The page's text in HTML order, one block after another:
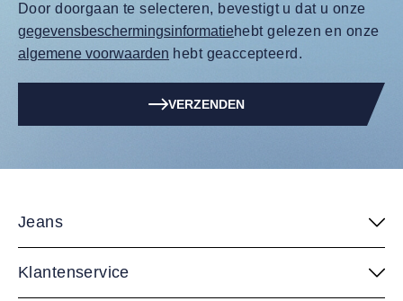
Door doorgaan te selecteren, bevestigt u dat u onze
gegevensbeschermingsinformatiehebt gelezen en onze
algemene voorwaarden hebt geaccepteerd.
VERZENDEN
Jeans
Klantenservice